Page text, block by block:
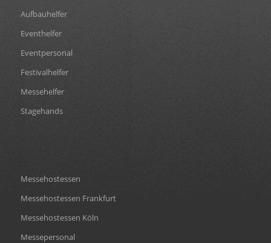
Aufbauhelfer
Eventhelfer
Eventpersonal
Festivalhelfer
Messehelfer
Stagehands
Messehostessen
Messehostessen Frankfurt
Messehostessen Köln
Messepersonal